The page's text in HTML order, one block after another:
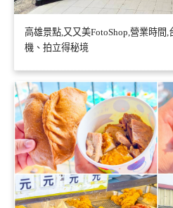
高雄景點,又又美FotoShop,營業時間
機、拍立得秘境